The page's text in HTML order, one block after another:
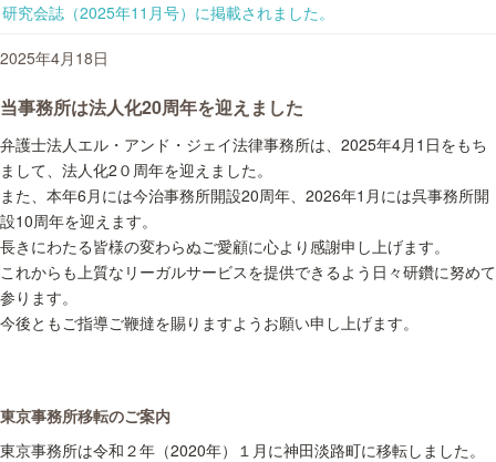
研究会誌（2025年11月号）に掲載されました。
2025年4月18日
当事務所は法人化20周年を迎えました
弁護士法人エル・アンド・ジェイ法律事務所は、2025年4月1日をもち
まして、法人化2０周年を迎えました。
また、本年6月には今治事務所開設20周年、2026年1月には呉事務所開
設10周年を迎えます。
長きにわたる皆様の変わらぬご愛顧に心より感謝申し上げます。
これからも上質なリーガルサービスを提供できるよう日々研鑽に努めて
参ります。
今後ともご指導ご鞭撻を賜りますようお願い申し上げます。
東京事務所移転のご案内
東京事務所は令和２年（2020年）１月に神田淡路町に移転しました。